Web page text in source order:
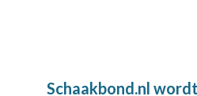
Schaakbond.nl